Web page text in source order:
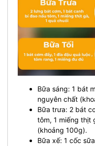
Bữa sáng: 1 bát
nguyên chất
Bữa trưa: 2 bát
tôm, 1 miếng thịt
(khoảng 100g).
Bữa xế: 1 cốc